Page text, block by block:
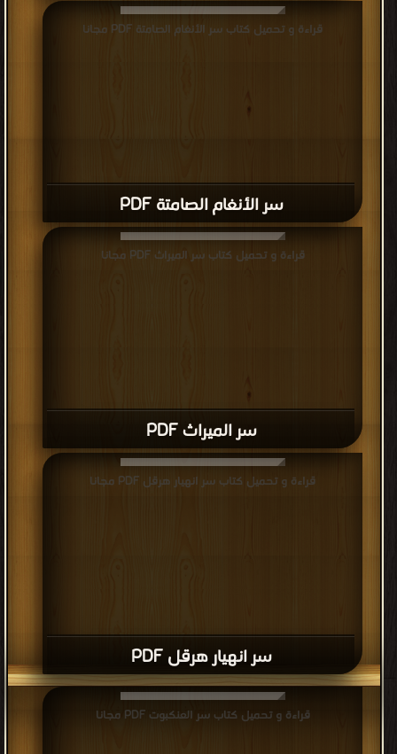
سر الأنغام الصامتة PDF
قراءة و تحميل كتاب سر الأنغام الصامتة PDF مجانا
سر الميراث PDF
قراءة و تحميل كتاب سر الميراث PDF مجانا
سر انهيار هرقل PDF
قراءة و تحميل كتاب سر انهيار هرقل PDF مجانا
قراءة و تحميل كتاب سر العنكبوت PDF مجانا